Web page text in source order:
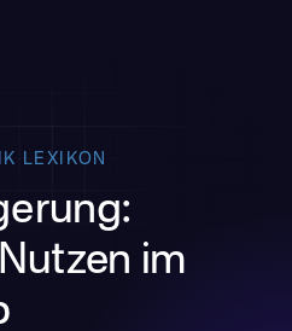
LEXIKON
im